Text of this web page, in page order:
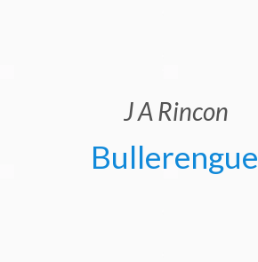
J A Rincon
Bullerengue